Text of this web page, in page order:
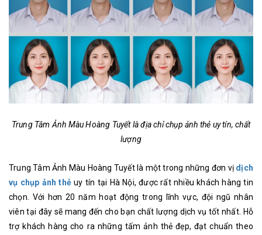
Trung Tâm Ảnh Màu Hoàng Tuyết là địa chỉ chụp ảnh thẻ uy tín, chất
lượng
Trung Tâm Ảnh Màu Hoàng Tuyết là một trong những đơn vị dịch
vụ chụp ảnh thẻ uy tín tại Hà Nội, được rất nhiều khách hàng tin
chọn. Với hơn 20 năm hoạt động trong lĩnh vực, đội ngũ nhân
viên tại đây sẽ mang đến cho bạn chất lượng dịch vụ tốt nhất. Hỗ
trợ khách hàng cho ra những tấm ảnh thẻ đẹp, đạt chuẩn theo